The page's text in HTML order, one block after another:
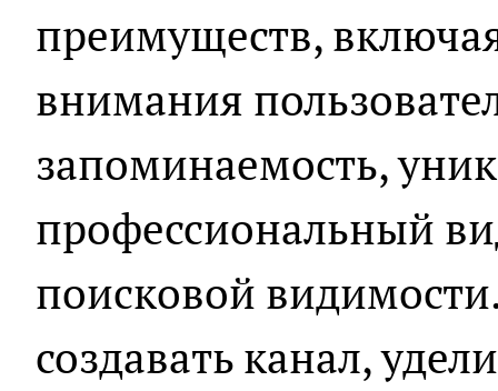
преимуществ,
внимания
запоминаемость,
профессиональный
поисковой
создавать канал,